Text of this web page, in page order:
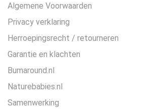
Algemene Voorwaarden
Privacy verklaring
Herroepingsrecht / retourneren
Garantie en klachten
Bumaround.nl
Naturebabies.nl
Samenwerking